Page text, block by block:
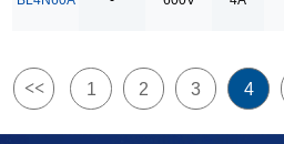
59A
<< 1 2 3 4